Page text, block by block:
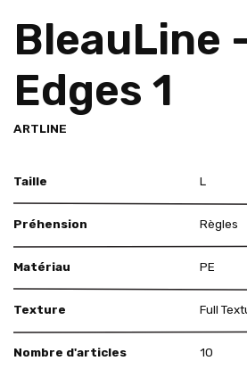
BleauLine
Edges 1
ARTLINE
Taille L
Préhension Règles
Matériau PE
Texture Full
Nombre d'articles 10